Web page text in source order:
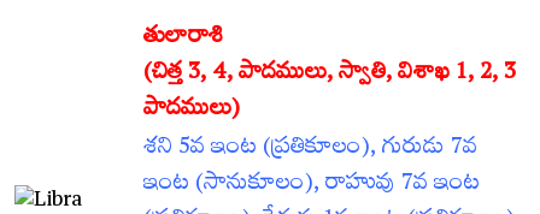
తులారాశి
(చిత్త 3, 4, పాదములు, స్వాతి, విశాఖ 1, 2, 3
పాదములు)
శని 5వ ఇంట (ప్రతికూలం), గురుడు 7వ
ఇంట (సానుకూలం), రాహువు 7వ ఇంట